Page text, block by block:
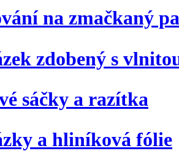
na zmačkaný
zdobený s
sáčky a razítka
a hliníková fólie